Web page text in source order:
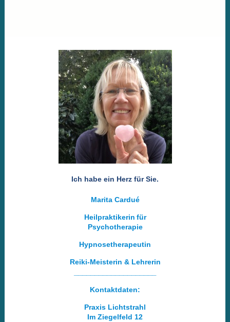
Ich habe ein Herz für Sie.
Marita Cardué
Heilpraktikerin für
Psychotherapie
Hypnosetherapeutin
Reiki-Meisterin & Lehrerin
Kontaktdaten:
Praxis Lichtstrahl
Im Ziegelfeld 12